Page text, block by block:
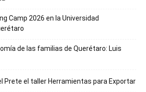
Camp 2026 en la Universidad
de las familias de Querétaro: Luis
Prete el taller Herramientas para Exportar